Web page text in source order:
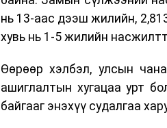
нь 13-аас дээш жилийн,
хувь нь 1-5 жилийн
Өөрөөр хэлбэл, улсын
ашиглалтын хугацаа урт
байгааг энэхүү судалгаа